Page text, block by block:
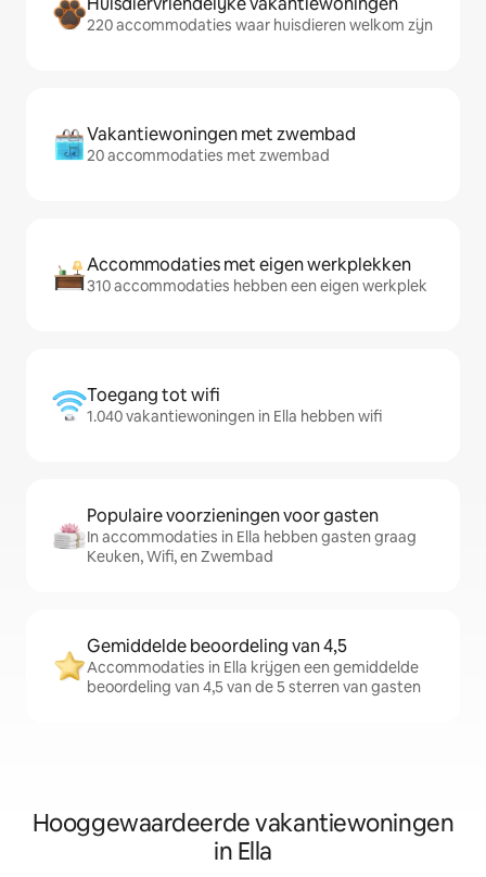
220 accommodaties waar huisdieren welkom zijn
Vakantiewoningen met zwembad
20 accommodaties met zwembad
Accommodaties met eigen werkplekken
310 accommodaties hebben een eigen werkplek
Toegang tot wifi
1.040 vakantiewoningen in Ella hebben wifi
Populaire voorzieningen voor gasten
In accommodaties in Ella hebben gasten graag
Keuken, Wifi, en Zwembad
Gemiddelde beoordeling van 4,5
Accommodaties in Ella krijgen een gemiddelde
beoordeling van 4,5 van de 5 sterren van gasten
Hooggewaardeerde vakantiewoningen
in Ella